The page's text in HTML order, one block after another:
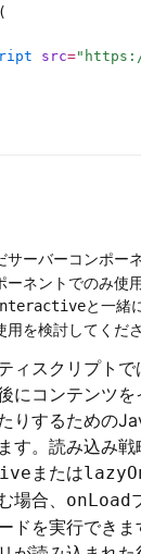
src=
サーバーコンポー
ネントでのみ使
と一緒
用を検討してくださ
ィスクリプト
にコンテンツ
りするための
す。読み込み戦
または
場合、 onLoad
ドを実行できま